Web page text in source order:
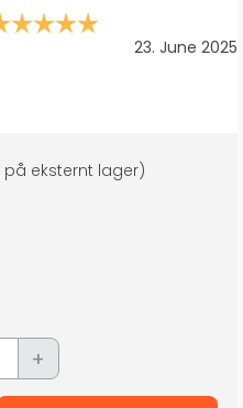
Dato:
23. June 2025
på eksternt lager)
+